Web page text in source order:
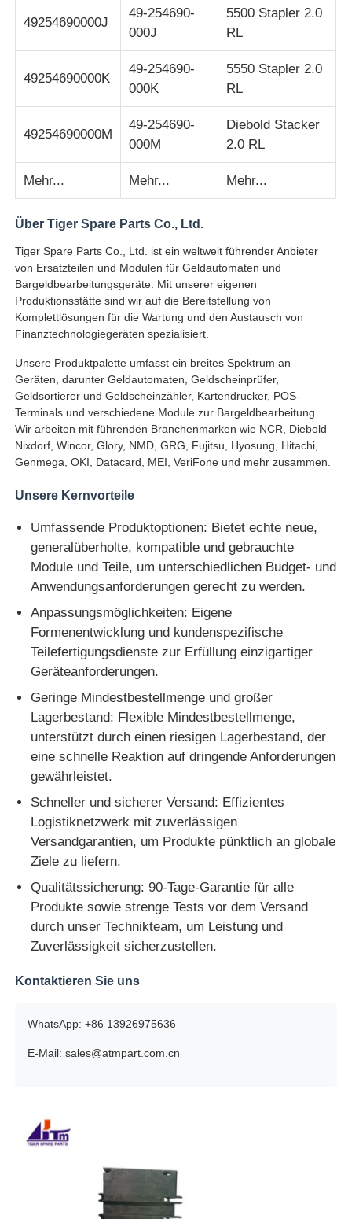
Glory NMD ATM-Teile
OKI ATM-Teile
Genmega ATM -Teile
Rechnungsprüfer
Rechnungszähler
Karten-Drucker
Pos-Maschine
Ersatzteile für Geldautomaten
Münzrecycler
49254690000J
49-254690-
000J
5500 Stapler 2.0
RL
49254690000K
49-254690-
000K
5550 Stapler 2.0
RL
49254690000M
49-254690-
000M
Diebold Stacker
2.0 RL
Mehr... Mehr... Mehr...
Über Tiger Spare Parts Co., Ltd.
Tiger Spare Parts Co., Ltd. ist ein weltweit führender Anbieter
von Ersatzteilen und Modulen für Geldautomaten und
Bargeldbearbeitungsgeräte. Mit unserer eigenen
Produktionsstätte sind wir auf die Bereitstellung von
Komplettlösungen für die Wartung und den Austausch von
Finanztechnologiegeräten spezialisiert.
Unsere Produktpalette umfasst ein breites Spektrum an
Geräten, darunter Geldautomaten, Geldscheinprüfer,
Geldsortierer und Geldscheinzähler, Kartendrucker, POS-
Terminals und verschiedene Module zur Bargeldbearbeitung.
Wir arbeiten mit führenden Branchenmarken wie NCR, Diebold
Nixdorf, Wincor, Glory, NMD, GRG, Fujitsu, Hyosung, Hitachi,
Genmega, OKI, Datacard, MEI, VeriFone und mehr zusammen.
Unsere Kernvorteile
Umfassende Produktoptionen: Bietet echte neue,
generalüberholte, kompatible und gebrauchte
Module und Teile, um unterschiedlichen Budget- und
Anwendungsanforderungen gerecht zu werden.
Anpassungsmöglichkeiten: Eigene
Formenentwicklung und kundenspezifische
Teilefertigungsdienste zur Erfüllung einzigartiger
Geräteanforderungen.
Geringe Mindestbestellmenge und großer
Lagerbestand: Flexible Mindestbestellmenge,
unterstützt durch einen riesigen Lagerbestand, der
eine schnelle Reaktion auf dringende Anforderungen
gewährleistet.
Schneller und sicherer Versand: Effizientes
Logistiknetzwerk mit zuverlässigen
Versandgarantien, um Produkte pünktlich an globale
Ziele zu liefern.
Qualitätssicherung: 90-Tage-Garantie für alle
Produkte sowie strenge Tests vor dem Versand
durch unser Technikteam, um Leistung und
Zuverlässigkeit sicherzustellen.
Kontaktieren Sie uns
WhatsApp: +86 13926975636
E-Mail: sales@atmpart.com.cn